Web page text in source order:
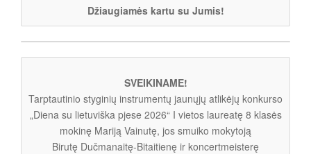
Džiaugiamės kartu su Jumis!
SVEIKINAME!
Tarptautinio styginių instrumentų jaunųjų atlikėjų konkurso
„Diena su lietuviška pjese 2026“ I vietos laureatę 8 klasės
mokinę Mariją Vainutę, jos smuiko mokytoją
Birutę Dučmanaitę-Bitaitienę ir koncertmeisterę